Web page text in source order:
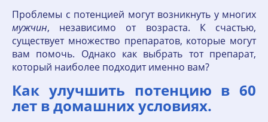
Проблемы с потенцией могут возникнуть у многих
мужчин, независимо от возраста. К счастью,
существует множество препаратов, которые могут
вам помочь. Однако как выбрать тот препарат,
который наиболее подходит именно вам?
Как улучшить потенцию в 60
лет в домашних условиях.